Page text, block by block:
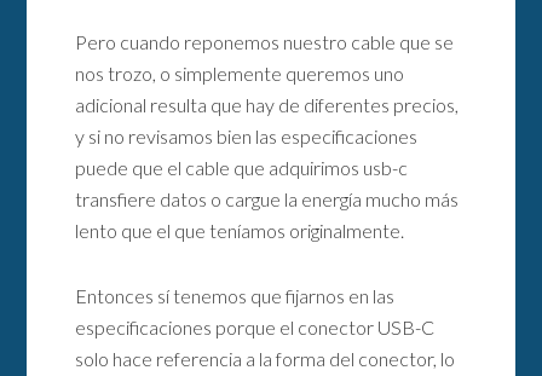
Pero cuando reponemos nuestro cable que se
nos trozo, o simplemente queremos uno
adicional resulta que hay de diferentes precios,
y si no revisamos bien las especificaciones
puede que el cable que adquirimos usb-c
transfiere datos o cargue la energía mucho más
lento que el que teníamos originalmente.
Entonces sí tenemos que fijarnos en las
especificaciones porque el conector USB-C
solo hace referencia a la forma del conector, lo